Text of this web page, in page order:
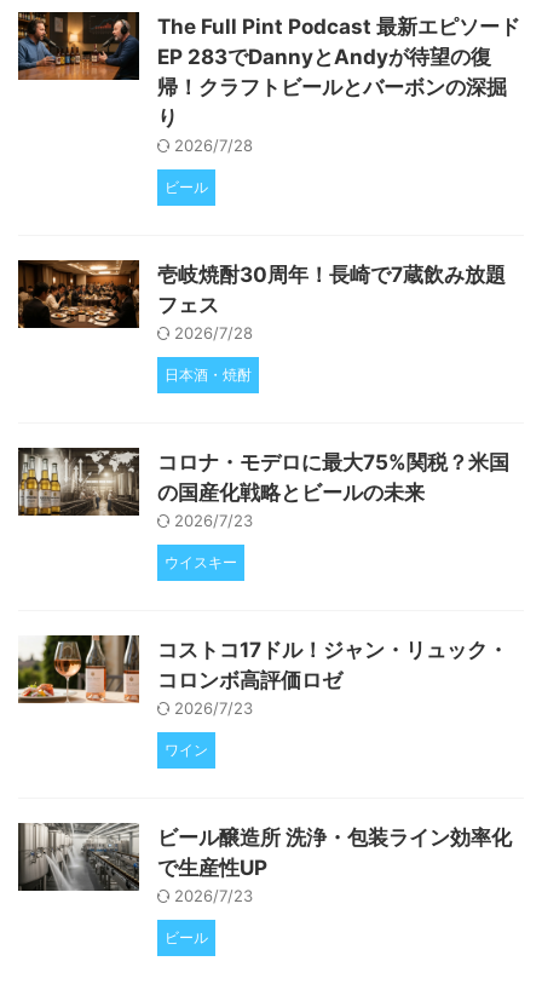
The Full Pint Podcast 最新エピソード
EP 283でDannyとAndyが待望の復
帰！クラフトビールとバーボンの深掘
り
2026/7/28
ビール
壱岐焼酎30周年！長崎で7蔵飲み放題
フェス
2026/7/28
日本酒・焼酎
コロナ・モデロに最大75%関税？米国
の国産化戦略とビールの未来
2026/7/23
ウイスキー
コストコ17ドル！ジャン・リュック・
コロンボ高評価ロゼ
2026/7/23
ワイン
ビール醸造所 洗浄・包装ライン効率化
で生産性UP
2026/7/23
ビール